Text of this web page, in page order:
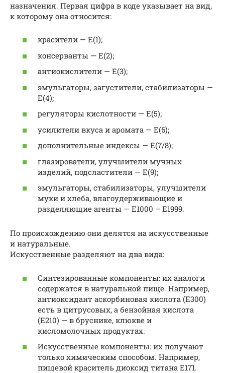
назначения. Первая цифра в коде указывает на вид,
к которому она относится:
красители — E(1);
консерванты — E(2);
антиокислители — Е(3);
эмульгаторы, загустители, стабилизаторы —
E(4);
регуляторы кислотности — Е(5);
усилители вкуса и аромата — Е(6);
дополнительные индексы — Е(7/8);
глазирователи, улучшители мучных
изделий, подсластители — Е(9);
эмульгаторы, стабилизаторы, улучшители
муки и хлеба, влагоудерживающие и
разделяющие агенты — Е1000 – Е1999.
По происхождению они делятся на искусственные
и натуральные.
Искусственные разделяют на два вида:
Синтезированные компоненты: их аналоги
содержатся в натуральной пище. Например,
антиоксидант аскорбиновая кислота (E300)
есть в цитрусовых, а бензойная кислота
(E210) — в бруснике, клюкве и
кисломолочных продуктах.
Искусственные компоненты: их получают
только химическим способом. Например,
пищевой краситель диоксид титана Е171.